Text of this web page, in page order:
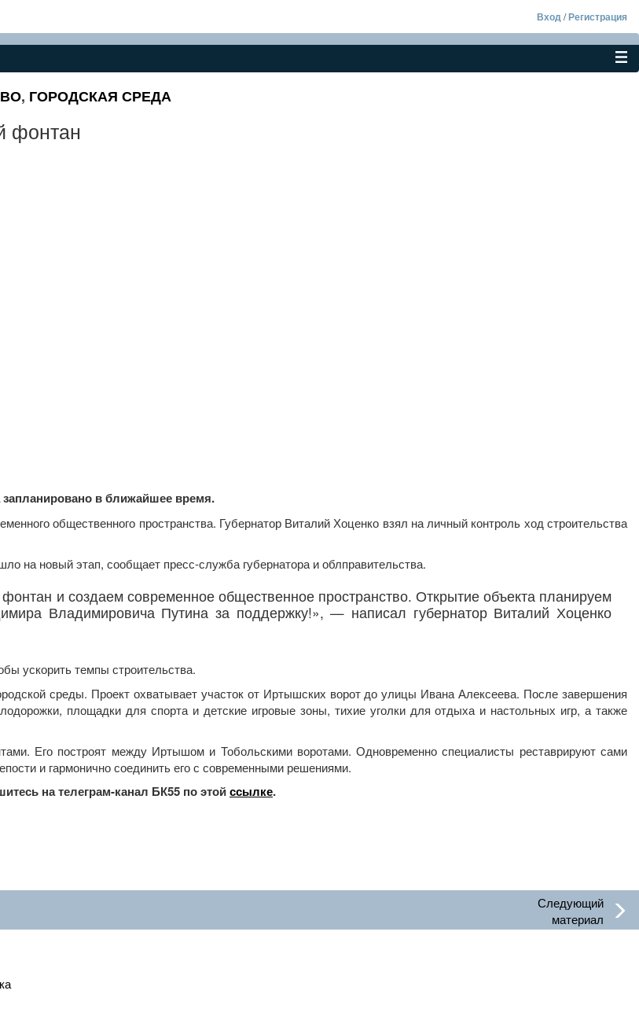
Вход/Регистрация
, ГОРОДСКАЯ СРЕДА
фонтан
запланировано в ближайшее время.
общественного пространства. Губернатор Виталий Хоценко взял на личный контроль ход строительства
на новый этап, сообщает пресс-служба губернатора и облправительства.
и создаем современное общественное пространство. Открытие объекта планируем
Владимировича Путина за поддержку!», — написал губернатор Виталий Хоценко
ускорить темпы строительства.
среды. Проект охватывает участок от Иртышских ворот до улицы Ивана Алексеева. После завершения
площадки для спорта и детские игровые зоны, тихие уголки для отдыха и настольных игр, а также
Его построят между Иртышом и Тобольскими воротами. Одновременно специалисты реставрируют сами
и гармонично соединить его с современными решениями.
на телеграм-канал БК55 по этойссылке.
Следующий
материал